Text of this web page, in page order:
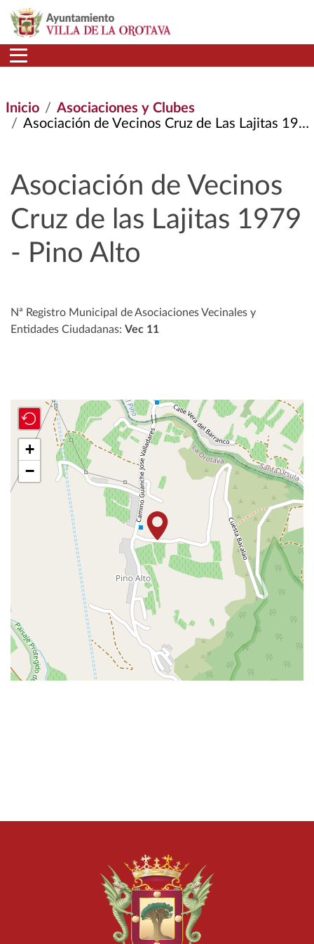
Pasar al contenido principal
Inicio
Asociaciones y Clubes
Asociación de Vecinos Cruz de Las Lajitas 1979 - Pino Alto
Asociación de Vecinos
Cruz de las Lajitas 1979
- Pino Alto
Nª Registro Municipal de Asociaciones Vecinales y
Entidades Ciudadanas: Vec 11
+
−